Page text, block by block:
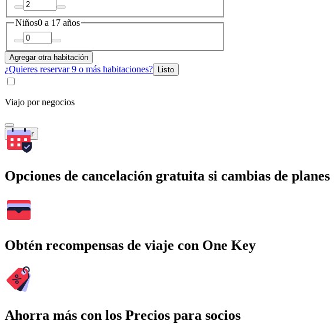
Niños0 a 17 años
Agregar otra habitación
¿Quieres reservar 9 o más habitaciones? Listo
Viajo por negocios
Buscar
Opciones de cancelación gratuita si cambias de planes
Obtén recompensas de viaje con One Key
Ahorra más con los Precios para socios